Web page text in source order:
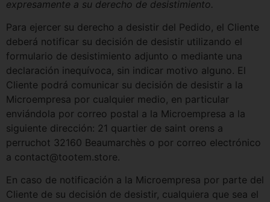
expresamente a su derecho de desistimiento.
Para ejercer su derecho a desistir del Pedido, el Cliente
deberá notificar su decisión de desistir utilizando el
formulario de desistimiento adjunto o mediante una
declaración inequívoca, sin indicar motivo alguno. El
Cliente podrá comunicar su decisión de desistir a la
Microempresa por cualquier medio, en particular
enviándola por correo postal a la Microempresa a la
siguiente dirección: 21 quartier de saint orens a
perruchot 32160 Beaumarchès o por correo electrónico
a contact@tootem.store.
En caso de notificación a la Microempresa por parte del
Cliente de su decisión de desistir, cualquiera que sea el